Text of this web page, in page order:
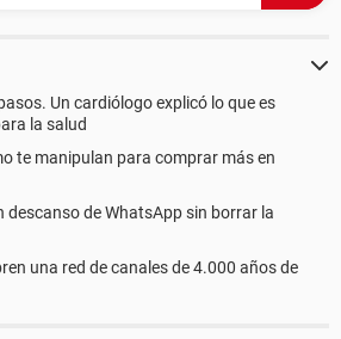
Un cardiólogo explicó lo que es
la salud
te manipulan para comprar más en
descanso de WhatsApp sin borrar la
una red de canales de 4.000 años de